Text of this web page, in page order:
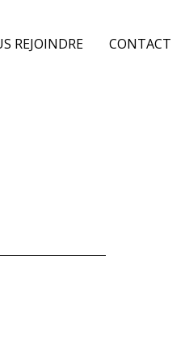
REJOINDRE CONTACT